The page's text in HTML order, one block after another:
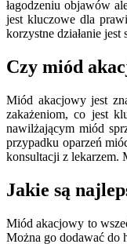
łagodzeniu objawów
jest kluczowe dla
korzystne działanie
Czy miód
Miód akacjowy jest
zakażeniom, co jest
nawilżającym miód
przypadku oparzeń
konsultacji z lekarzem.
Jakie są
Miód akacjowy to
Można go dodawać do